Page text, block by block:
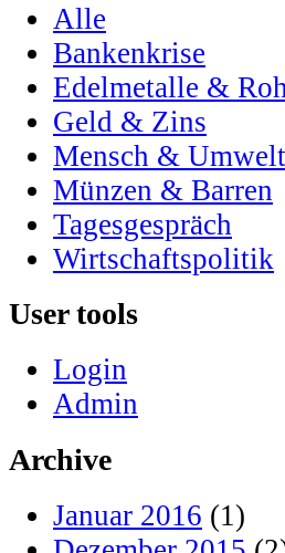
Alle
Bankenkrise
Edelmetalle &
Geld & Zins
Mensch & Umwelt
Münzen & Barren
Tagesgespräch
Wirtschaftspolitik
User tools
Login
Admin
Archive
Januar 2016 (1)